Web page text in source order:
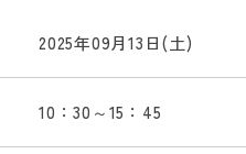
2025年09月13日(土)
10：30～15：45